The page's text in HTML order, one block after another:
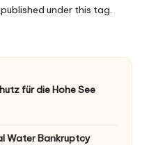
under this tag.
für die Hohe See
Water Bankruptcy